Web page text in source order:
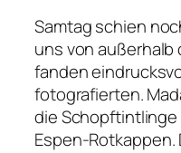
Samtag schien
uns von außerhalb
fanden
fotografierten.
die Schopftintlinge
Espen-Rotkappen.